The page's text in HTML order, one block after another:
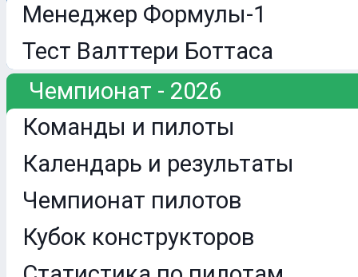
Менеджер Формулы-1
Тест Валттери Боттаса
Чемпионат - 2026
Команды и пилоты
Календарь и результаты
Чемпионат пилотов
Кубок конструкторов